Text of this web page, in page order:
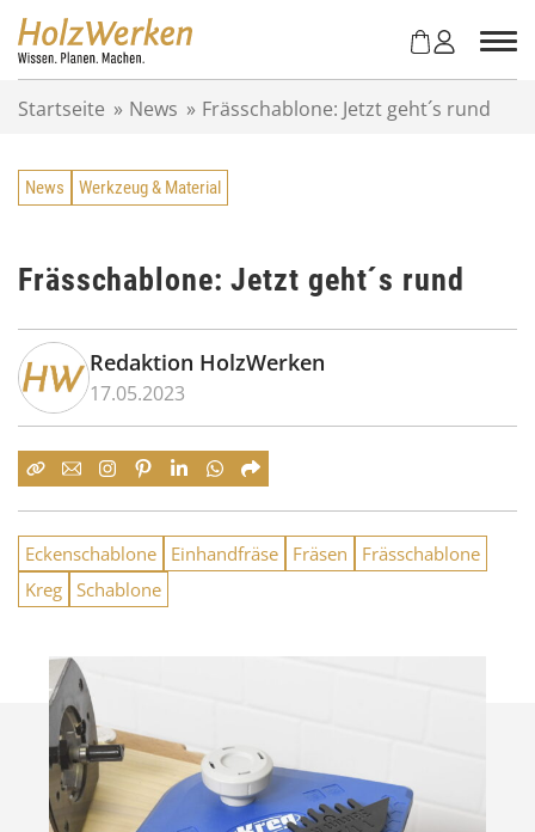
Startseite » News » Frässchablone: Jetzt geht´s rund
News Werkzeug & Material
Frässchablone: Jetzt geht´s rund
Redaktion HolzWerken
17.05.2023
Eckenschablone Einhandfräse Fräsen
Frässchablone
Kreg Schablone